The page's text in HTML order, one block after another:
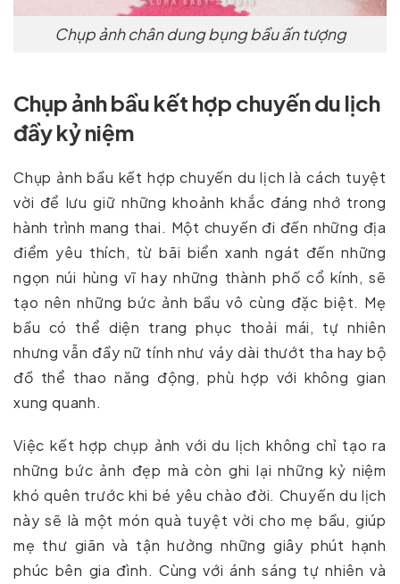
Chụp ảnh chân dung bụng bầu ấn tượng
Chụp ảnh bầu kết hợp chuyến du lịch
đầy kỷ niệm
Chụp ảnh bầu kết hợp chuyến du lịch là cách tuyệt
vời để lưu giữ những khoảnh khắc đáng nhớ trong
hành trình mang thai. Một chuyến đi đến những địa
điểm yêu thích, từ bãi biển xanh ngát đến những
ngọn núi hùng vĩ hay những thành phố cổ kính, sẽ
tạo nên những bức ảnh bầu vô cùng đặc biệt. Mẹ
bầu có thể diện trang phục thoải mái, tự nhiên
nhưng vẫn đầy nữ tính như váy dài thướt tha hay bộ
đồ thể thao năng động, phù hợp với không gian
xung quanh.
Việc kết hợp chụp ảnh với du lịch không chỉ tạo ra
những bức ảnh đẹp mà còn ghi lại những kỷ niệm
khó quên trước khi bé yêu chào đời. Chuyến du lịch
này sẽ là một món quà tuyệt vời cho mẹ bầu, giúp
mẹ thư giãn và tận hưởng những giây phút hạnh
phúc bên gia đình. Cùng với ánh sáng tự nhiên và